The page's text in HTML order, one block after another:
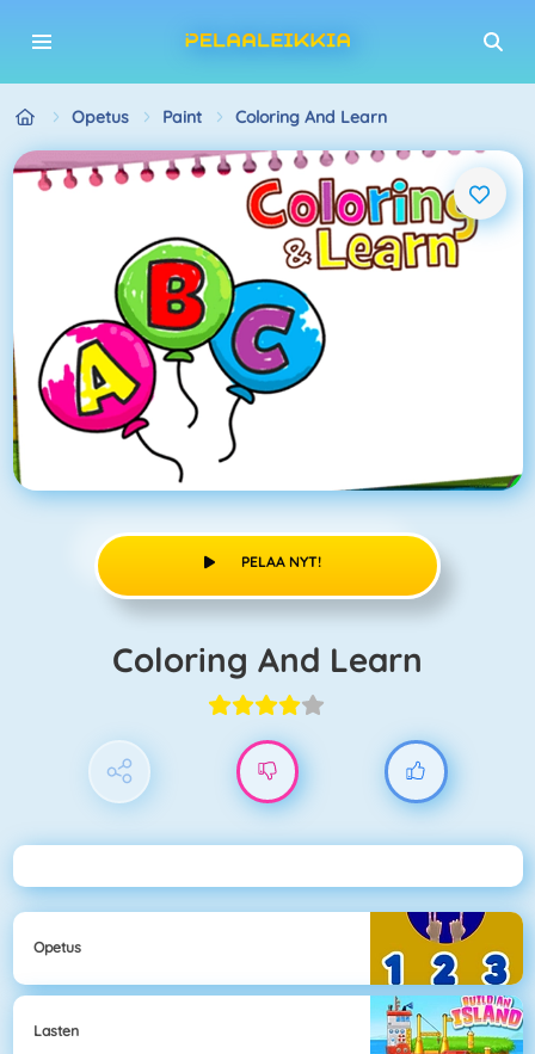
Opetus Paint Coloring And Learn
PELAA NYT!
Coloring And Learn
Opetus
Lasten